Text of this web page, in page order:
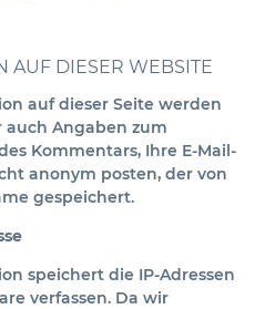
AUF DIESER WEBSITE
auf dieser Seite werden
Angaben zum
Kommentars, Ihre E-Mail-
anonym posten, der von
gespeichert.
speichert die IP-Adressen
verfassen. Da wir